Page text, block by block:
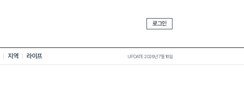
로그인
지역 라이프 UPDATE 2026년 7월 16일